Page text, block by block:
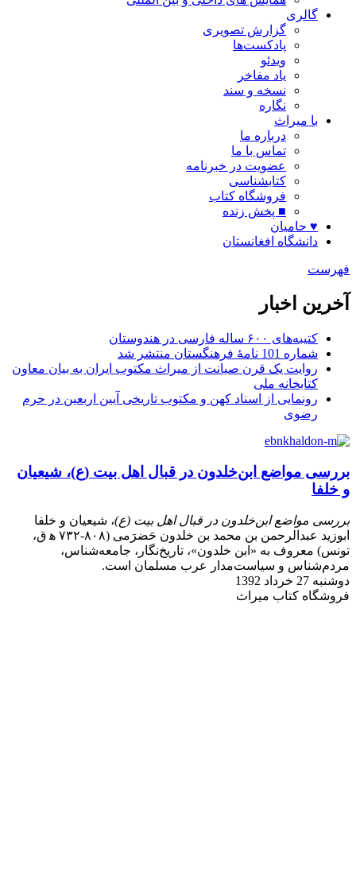
گالری
گزارش تصویری
پادکست‌ها
ویدئو
یاد مفاخر
نسخه و سند
نگاره
با میراث
درباره ما
تماس با ما
عضویت در خبرنامه
کتابشناسی
فروشگاه کتاب
■ پخش زنده
♥ حامیان
دانشگاه افغانستان
فهرست
آخرین اخبار
کتیبه‌های ۶۰۰ ساله فارسی در هندوستان
شماره 101 نامۀ فرهنگستان منتشر شد
روایت یک قرن صیانت از میراث مکتوب ایران به بیان معاون
کتابخانه ملی
رونمایی از اسناد کهن و مکتوب تاریخی آیین اربعین در حرم
رضوی
بررسی مواضع ابن‌خلدون در قبال اهل بیت (ع)، شیعیان
و خلفا
بررسی مواضع ابن‌خلدون در قبال اهل بیت (ع)، شیعیان و خلفا
ابوزید عبدالرحمن بن محمد بن خلدون حَضرَمی (۸۰۸-۷۳۲ ه‍ ق،
تونس) معروف به «ابن خلدون»، تاریخ‌نگار، جامعه‌شناس،
مردم‌شناس و سیاست‌مدار عرب مسلمان است.
دوشنبه 27 خرداد 1392
فروشگاه کتاب میراث